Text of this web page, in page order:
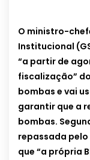
O ministro-
Institucional
“a partir de
fiscalização”
bombas e vai
garantir que a
bombas.
repassada pelo
que “a própria